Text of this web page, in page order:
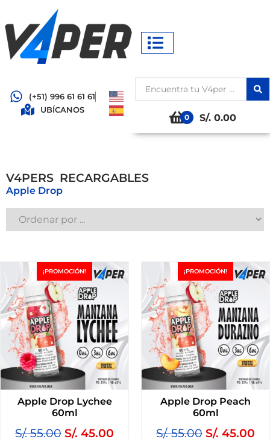
(+51) 996 61 61 61
UBÍCANOS
0
S/. 0.00
V4PERSRECARGABLES
Apple Drop
¡PROMOCIÓN!
Apple Drop Lychee
60ml
S/.55.00 S/. 45.00
¡PROMOCIÓN!
Apple Drop Peach
60ml
S/.55.00 S/. 45.00